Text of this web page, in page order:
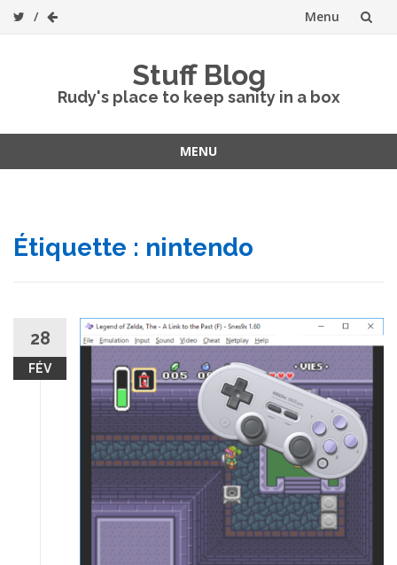
Menu
Stuff Blog
Rudy's place to keep sanity in a box
MENU
Étiquette : nintendo
28
FÉV